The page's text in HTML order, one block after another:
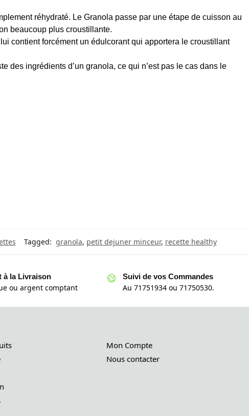
réhydraté. Le Granola passe par une étape de cuisson au
beaucoup plus croustillante.
contient forcément un édulcorant qui apportera le croustillant
des ingrédients d’un granola, ce qui n’est pas le cas dans le
Tagged: granola, petit dejuner minceur, recette healthy
à la Livraison
ou argent comptant
Suivi de vos Commandes
Au 71751934 ou 71750530.
Mon Compte
Nous contacter